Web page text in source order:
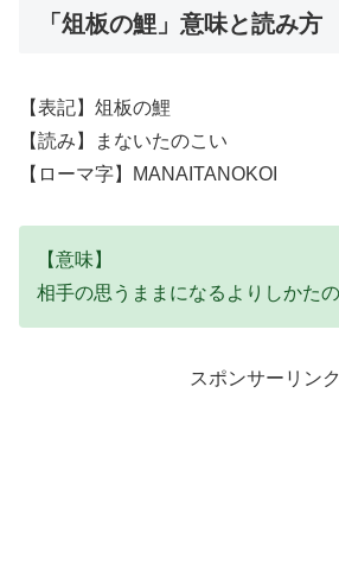
「俎板の鯉」意味と読み方
【表記】俎板の鯉
【読み】まないたのこい
【ローマ字】MANAITANOKOI
【意味】
相手の思うままになるよりしかたの
スポンサーリンク